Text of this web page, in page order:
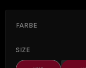
Farbe
Size